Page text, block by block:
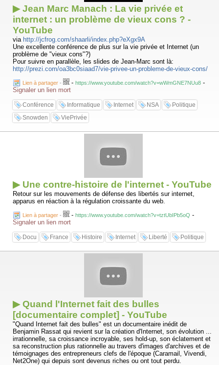
▶ Jean Marc Manach : La vie privée et
internet : un problème de vieux cons ? -
YouTube
via http://jcfrog.com/shaarli/index.php?eXgx9A
Une excellente conférence de plus sur la vie privée et Internet (un
problème de "vieux cons"?)
Pour suivre en parallèle, les slides de Jean-Marc sont là:
http://prezi.com/oa3bc0siaad7/vie-privee-un-probleme-de-vieux-cons/
Lien à partager - - https://www.youtube.com/watch?v=wWmGNE7NUu8 -
Signaler un lien mort
Conférence Informatique Internet NSA
Politique
Snowden
ViePrivée
▶ Une contre-histoire de l'internet - YouTube
Retour sur les mouvements de défense des libertés sur internet,
apparus en réaction à la régulation croissante du web.
Lien à partager - - https://www.youtube.com/watch?v=tztUbIPb5oQ -
Signaler un lien mort
Docu France Histoire Internet Liberté Politique
▶ Quand l'Internet fait des bulles
[documentaire complet] - YouTube
"Quand Internet fait des bulles" est un documentaire inédit de
Benjamin Rassat qui revient sur la création d'Internet, son évolution ...
irrationnelle, sa croissance incroyable, ses hold-up, son éclatement et
sa reconstruction plus rationnelle au travers d'images d'archives et de
témoignages des entrepreneurs clefs de l'époque (Caramail, Vivendi,
Net2One) qui depuis sont devenus riches ou ont tout perdu.